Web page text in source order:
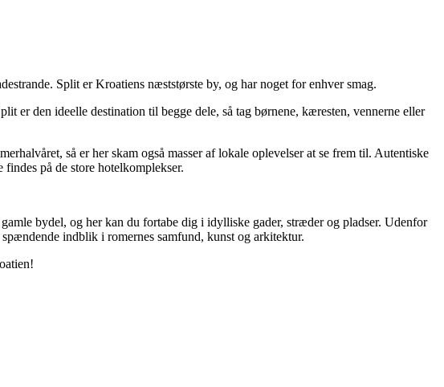
Split er Kroatiens næststørste by, og har noget for enhver smag.
er den ideelle destination til begge dele, så tag børnene, kæresten, vennerne eller
så er her skam også masser af lokale oplevelser at se frem til. Autentiske
på de store hotelkomplekser.
bydel, og her kan du fortabe dig i idylliske gader, stræder og pladser. Udenfor
indblik i romernes samfund, kunst og arkitektur.